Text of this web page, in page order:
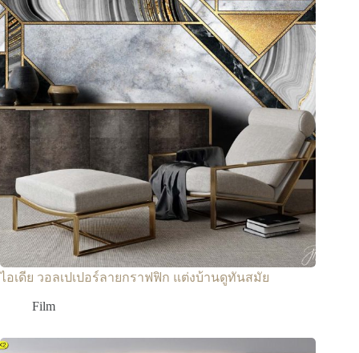
ไอเดีย วอลเปเปอร์ลายกราฟฟิก แต่งบ้านดูทันสมัย
Film